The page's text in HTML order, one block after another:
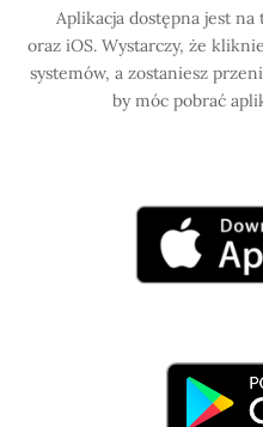
Aplikacja dostępna jest
oraz iOS. Wystarczy, że
systemów, a zostaniesz
by móc pobrać